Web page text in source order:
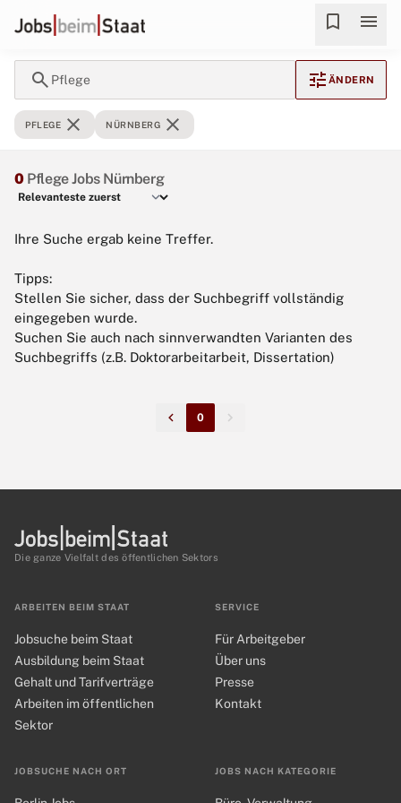
bookmark menu
search Pflege tune ÄNDERN
PFLEGE close NÜRNBERG close
0 Pflege Jobs Nürnberg
Ihre Suche ergab keine Treffer.
Tipps:
Stellen Sie sicher, dass der Suchbegriff vollständig
eingegeben wurde.
Suchen Sie auch nach sinnverwandten Varianten des
Suchbegriffs (z.B. Doktorarbeitarbeit, Dissertation)
0
Die ganze Vielfalt des öffentlichen Sektors
ARBEITEN BEIM STAAT
Jobsuche beim Staat
Ausbildung beim Staat
Gehalt und Tarifverträge
Arbeiten im öffentlichen
Sektor
JOBSUCHE NACH ORT JOBS NACH KATEGORIE
SERVICE
Für Arbeitgeber
Über uns
Presse
Kontakt